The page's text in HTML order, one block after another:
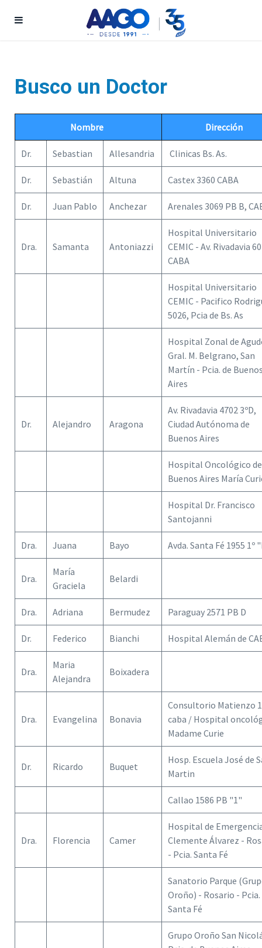
Busco un Doctor
Nombre Dirección
Dr. Sebastian Allesandria Clinicas Bs. As.
Dr. Sebastián Altuna Castex 3360 CABA
Dr. Juan Pablo Anchezar Arenales 3069 PB B,
Dra. Samanta Antoniazzi
Hospital Universitario
CEMIC - Av. Rivadavia
CABA
Hospital Universitario
CEMIC - Pacifico
5026, Pcia de Bs. As
Hospital Zonal de
Gral. M. Belgrano, San
Martín - Pcia. de
Aires
Dr. Alejandro Aragona
Av. Rivadavia 4702 3ºD,
Ciudad Autónoma de
Buenos Aires
Hospital Oncológico de
Buenos Aires María
Hospital Dr. Francisco
Santojanni
Dra. Juana Bayo Avda. Santa Fé 1955 1º
Dra.
María
Graciela
Belardi
Dra. Adriana Bermudez Paraguay 2571 PB D
Dr. Federico Bianchi Hospital Alemán de
Dra.
Maria
Alejandra
Boixadera
Dra. Evangelina Bonavia
Consultorio Matienzo
caba / Hospital
Madame Curie
Dr. Ricardo Buquet
Hosp. Escuela José de
Martin
Callao 1586 PB "1"
Dra. Florencia Camer
Hospital de
Clemente Álvarez -
- Pcia. Santa Fé
Sanatorio Parque
Oroño) - Rosario - Pcia.
Santa Fé
Grupo Oroño San